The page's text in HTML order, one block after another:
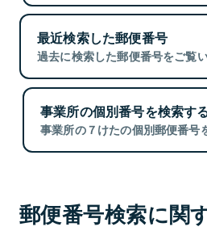
最近検索した郵便番号
過去に検索した郵便番号をご覧
事業所の個別番号を検索す
事業所の７けたの個別郵便番号
郵便番号検索に関